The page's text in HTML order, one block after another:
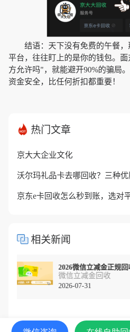
结语：天下没有免费的午餐，
平台，往往盯上的是你的钱包。
方允许吗"，就能避开90%的骗局
资金安全，比任何折扣都重要
热门文章
京大大企业文化
相关新闻
2026微信立减金正规回收全
微信立减金回收
2026-07-31